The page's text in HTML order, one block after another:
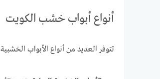
أنواع أبواب خشب الكويت
تتوفر العديد من أنواع الأبواب